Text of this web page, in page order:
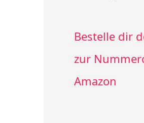
Bestelle dir
zur
Amazon